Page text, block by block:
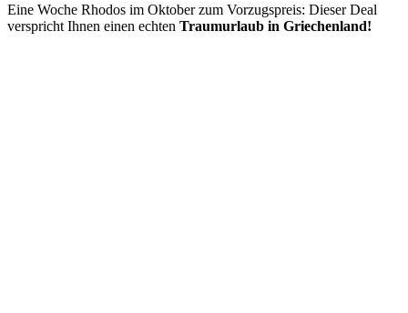
Eine Woche Rhodos im Oktober zum Vorzugspreis: Dieser Deal
verspricht Ihnen einen echten Traumurlaub in Griechenland!